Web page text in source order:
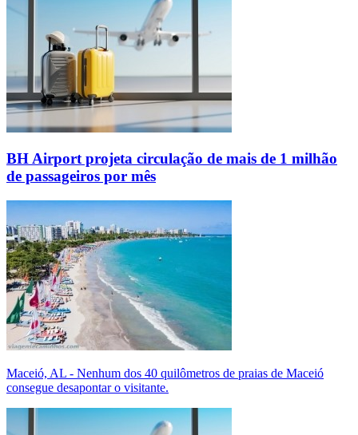
BH Airport projeta circulação de mais de 1 milhão
de passageiros por mês
Maceió, AL - Nenhum dos 40 quilômetros de praias de Maceió
consegue desapontar o visitante.